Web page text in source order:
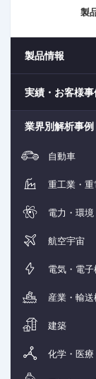
製
製品情報
実績・お客様
業界別解析事例
自動車
重工業・重
電力・環境
航空宇宙
電気・電子
産業・輸
建築
化学・医療